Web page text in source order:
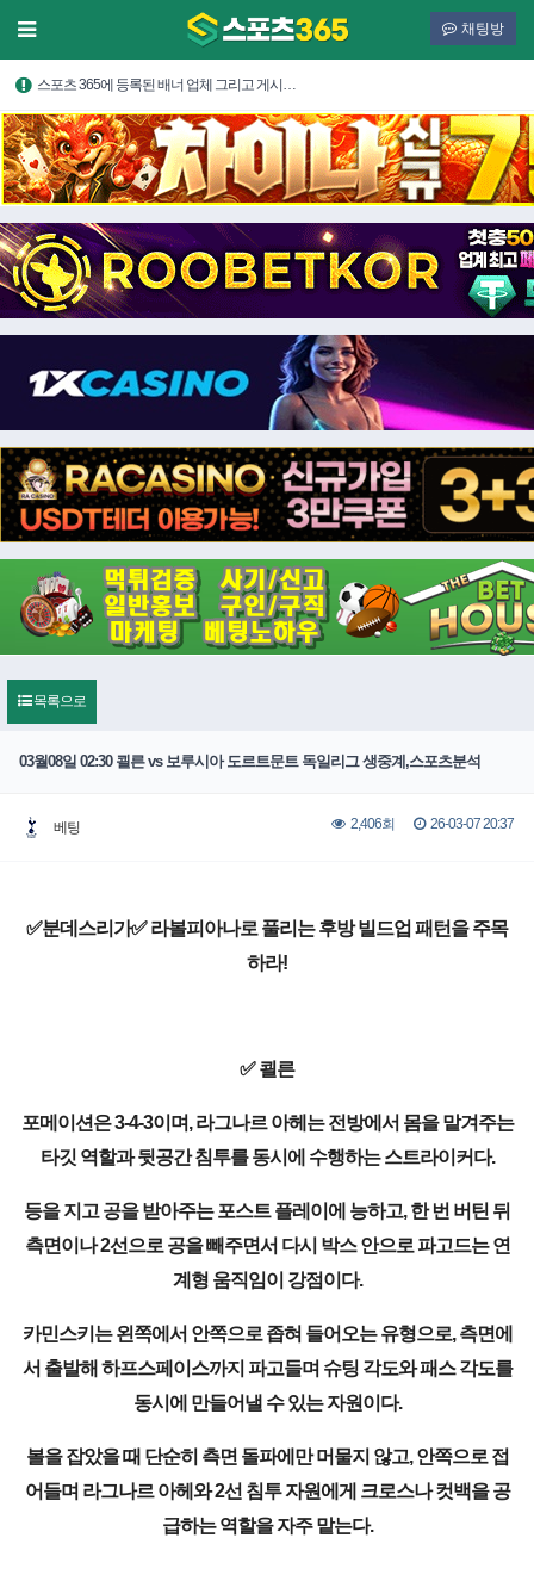
채팅방
스포츠 365에 등록된 배너 업체 그리고 게시…
목록으로
03월08일 02:30 쾰른 vs 보루시아 도르트문트 독일리그 생중계,스포츠분석
베팅 2,406회 26-03-07 20:37
✅분데스리가✅ 라볼피아나로 풀리는 후방 빌드업 패턴을 주목
하라!
✅ 쾰른
포메이션은 3-4-3이며, 라그나르 아헤는 전방에서 몸을 맡겨주는
타깃 역할과 뒷공간 침투를 동시에 수행하는 스트라이커다.
등을 지고 공을 받아주는 포스트 플레이에 능하고, 한 번 버틴 뒤
측면이나 2선으로 공을 빼주면서 다시 박스 안으로 파고드는 연
계형 움직임이 강점이다.
카민스키는 왼쪽에서 안쪽으로 좁혀 들어오는 유형으로, 측면에
서 출발해 하프스페이스까지 파고들며 슈팅 각도와 패스 각도를
동시에 만들어낼 수 있는 자원이다.
볼을 잡았을 때 단순히 측면 돌파에만 머물지 않고, 안쪽으로 접
어들며 라그나르 아헤와 2선 침투 자원에게 크로스나 컷백을 공
급하는 역할을 자주 맡는다.